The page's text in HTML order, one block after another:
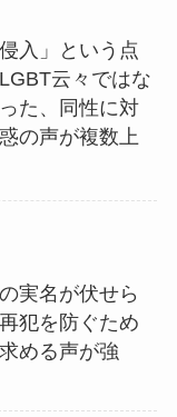
入」という点
云々ではな
た、同性に対
の声が複数上
実名が伏せら
犯を防ぐため
める声が強